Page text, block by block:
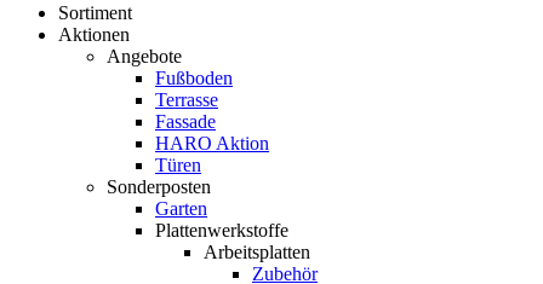
Sortiment
Aktionen
Angebote
Fußboden
Terrasse
Fassade
HARO Aktion
Türen
Sonderposten
Garten
Plattenwerkstoffe
Arbeitsplatten
Zubehör